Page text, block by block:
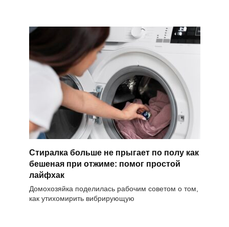
Стиралка больше не прыгает по полу как
бешеная при отжиме: помог простой
лайфхак
Домохозяйка поделилась рабочим советом о том,
как утихомирить вибрирующую